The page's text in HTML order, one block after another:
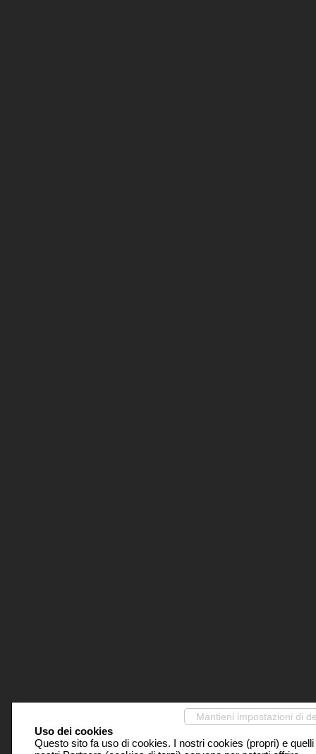
Mantieni impostazioni di
Uso dei cookies
Questo sito fa uso di cookies. I nostri cookies (propri) e quelli